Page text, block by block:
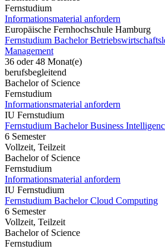
Fernstudium
Informationsmaterial anfordern
Europäische Fernhochschule Hamburg
Fernstudium Bachelor
Management
36 oder 48 Monat(e)
berufsbegleitend
Bachelor of Science
Fernstudium
Informationsmaterial anfordern
IU Fernstudium
Fernstudium Bachelor Business
6 Semester
Vollzeit, Teilzeit
Bachelor of Science
Fernstudium
Informationsmaterial anfordern
IU Fernstudium
Fernstudium Bachelor Cloud Computing
6 Semester
Vollzeit, Teilzeit
Bachelor of Science
Fernstudium